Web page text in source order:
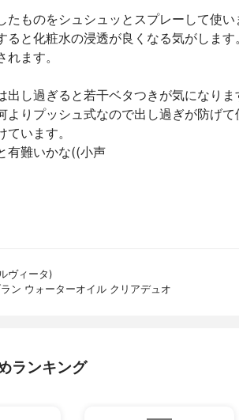
たものをシュシュッとスプレーして使い
ると化粧水の浸透が良くなる気がします。
ます。
出し過ぎると若干ベタつきが気になり
よりプッシュ式なので出し過ぎが防げて
います。
有難いかな((小声
ヴィータ)
ン ウォーターオイル クリアデュオ
ランキング